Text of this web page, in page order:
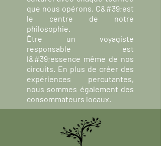
que nous opérons. C&#39;est
le centre de notre
philosophie.
Être un voyagiste
responsable est
l&#39;essence même de nos
circuits. En plus de créer des
expériences percutantes,
nous sommes également des
consommateurs locaux.